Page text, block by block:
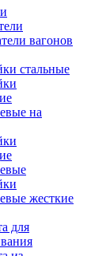
вагонов
стальные
на
жесткие
для